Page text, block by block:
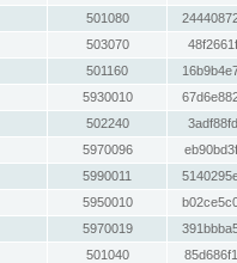
501080
503070
501160
5930010
502240
5970096
5990011
5950010
5970019
501040